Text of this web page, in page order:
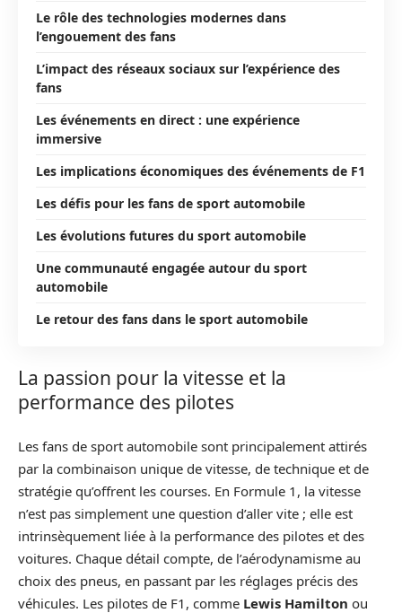
Le rôle des technologies modernes dans
l’engouement des fans
L’impact des réseaux sociaux sur l’expérience des
fans
Les événements en direct : une expérience
immersive
Les implications économiques des événements de F1
Les défis pour les fans de sport automobile
Les évolutions futures du sport automobile
Une communauté engagée autour du sport
automobile
Le retour des fans dans le sport automobile
La passion pour la vitesse et la
performance des pilotes
Les fans de sport automobile sont principalement attirés
par la combinaison unique de vitesse, de technique et de
stratégie qu’offrent les courses. En Formule 1, la vitesse
n’est pas simplement une question d’aller vite ; elle est
intrinsèquement liée à la performance des pilotes et des
voitures. Chaque détail compte, de l’aérodynamisme au
choix des pneus, en passant par les réglages précis des
véhicules. Les pilotes de F1, comme Lewis Hamilton ou